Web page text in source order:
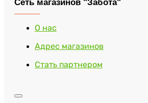
Сеть магазинов "Забота"
О нас
Адрес магазинов
Стать партнером